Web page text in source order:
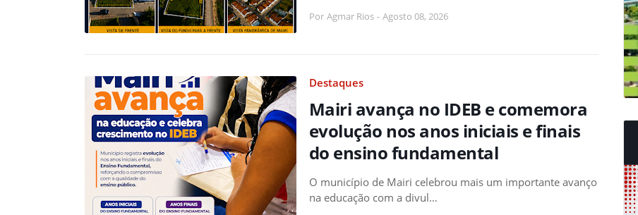
Por Agmar Rios - Agosto 08, 2026
Destaques
Mairi avança no IDEB e comemora
evolução nos anos iniciais e finais
do ensino fundamental
O município de Mairi celebrou mais um importante avanço
na educação com a divul…